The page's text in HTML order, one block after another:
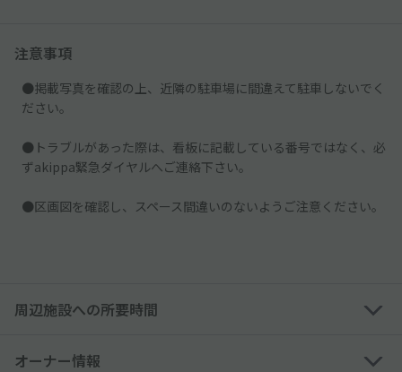
注意事項
●掲載写真を確認の上、近隣の駐車場に間違えて駐車しないでく
ださい。
●トラブルがあった際は、看板に記載している番号ではなく、必
ずakippa緊急ダイヤルへご連絡下さい。
●区画図を確認し、スペース間違いのないようご注意ください。
周辺施設への所要時間
オーナー情報